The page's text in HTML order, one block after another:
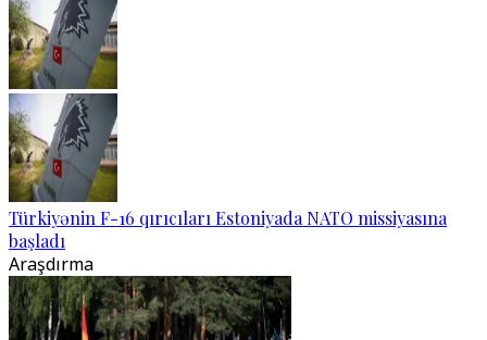
Türkiyənin F-16 qırıcıları Estoniyada NATO missiyasına
başladı
Araşdırma